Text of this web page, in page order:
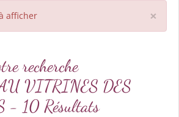
×
afficher
recherche
VITRINES DES
- 10 Résultats